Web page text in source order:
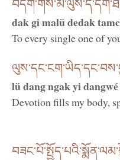
dak gi malü dedak
To every single one of
lü dang ngak yi
Devotion fills my body,